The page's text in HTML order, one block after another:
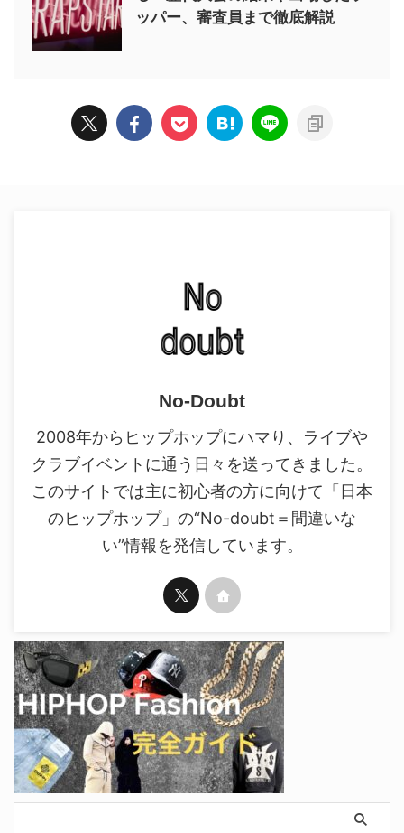
ッパー、審査員まで徹底解説
No-Doubt
2008年からヒップホップにハマり、ライブや
クラブイベントに通う日々を送ってきました。
このサイトでは主に初心者の方に向けて「日本
のヒップホップ」の“No-doubt＝間違いな
い”情報を発信しています。